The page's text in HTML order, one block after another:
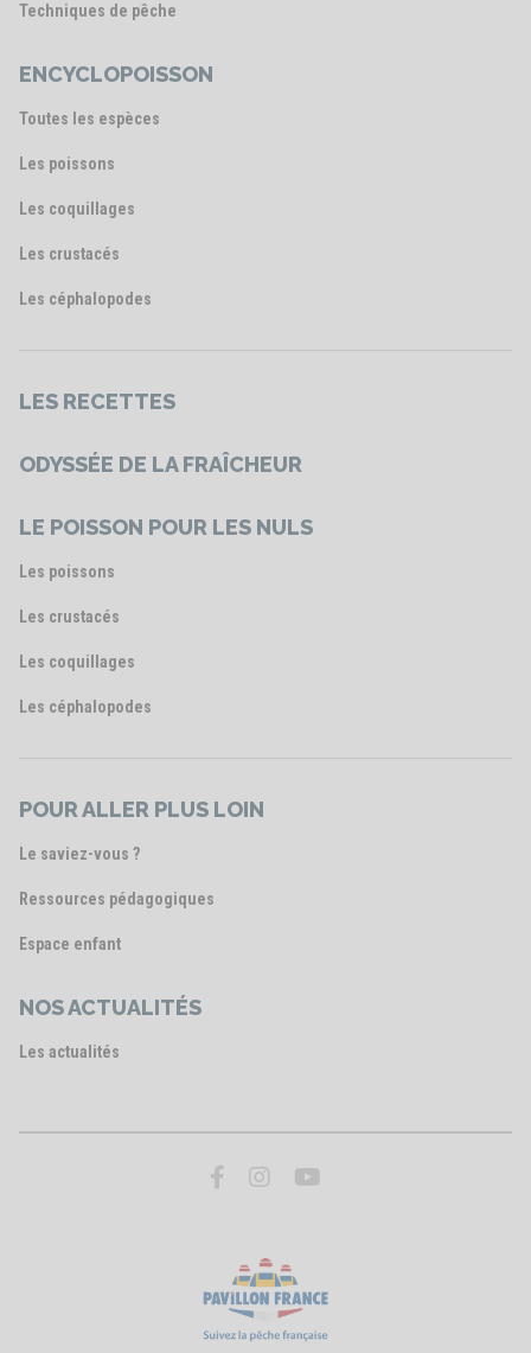
Techniques de pêche
ENCYCLOPOISSON
Toutes les espèces
Les poissons
Les coquillages
Les crustacés
Les céphalopodes
LES RECETTES
ODYSSÉE DE LA FRAÎCHEUR
LE POISSON POUR LES NULS
Les poissons
Les crustacés
Les coquillages
Les céphalopodes
POUR ALLER PLUS LOIN
Le saviez-vous ?
Ressources pédagogiques
Espace enfant
NOS ACTUALITÉS
Les actualités